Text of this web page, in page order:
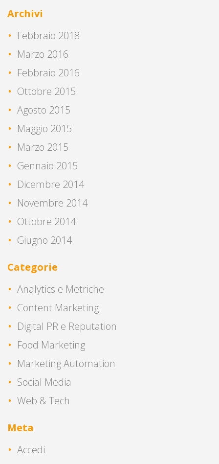
Archivi
Febbraio 2018
Marzo 2016
Febbraio 2016
Ottobre 2015
Agosto 2015
Maggio 2015
Marzo 2015
Gennaio 2015
Dicembre 2014
Novembre 2014
Ottobre 2014
Giugno 2014
Categorie
Analytics e Metriche
Content Marketing
Digital PR e Reputation
Food Marketing
Marketing Automation
Social Media
Web & Tech
Meta
Accedi